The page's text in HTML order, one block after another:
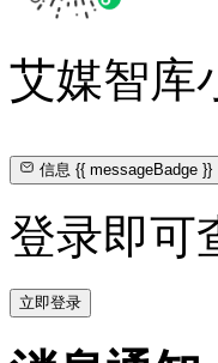
艾媒智库
信息{{ messageBadge }}
登录即可
立即登录